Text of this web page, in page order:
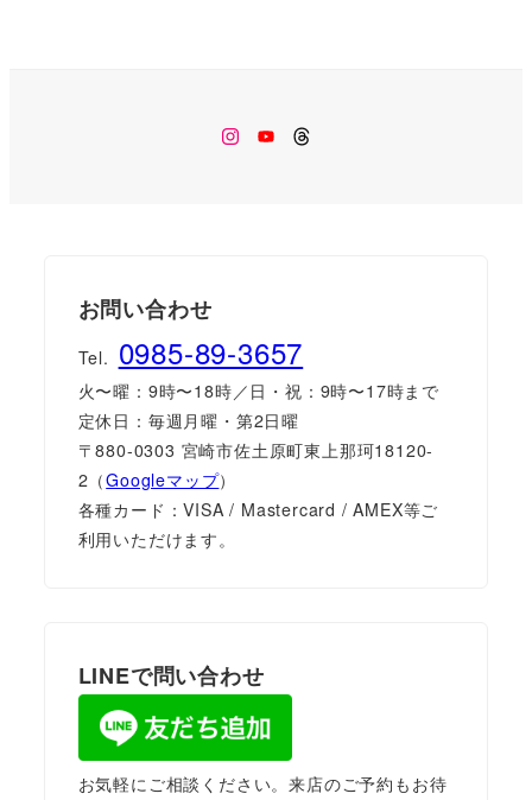
Instagram
YoutubeThreads
お問い合わせ
Tel. 0985-89-3657
火〜曜：9時〜18時／日・祝：9時〜17時まで
定休日：毎週月曜・第2日曜
〒880-0303 宮崎市佐土原町東上那珂18120-
2（Googleマップ）
各種カード：VISA / Mastercard / AMEX等ご
利用いただけます。
LINEで問い合わせ
お気軽にご相談ください。来店のご予約もお待